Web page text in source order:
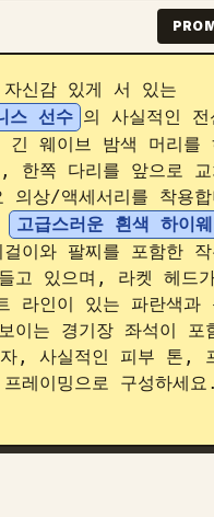
신감 있게 서 있는
스 선수 의 사실적인
긴 웨이브 밤색 머리
한쪽 다리를 앞으로
의상/액세서리를 착용
고급스러운 흰색 하이
이와 팔찌를 포함한
있으며, 라켓 헤드
라인이 있는 파란색
는 경기장 좌석이 포
, 사실적인 피부 톤,
레이밍으로 구성하세